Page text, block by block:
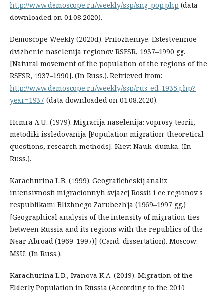
http://www.demoscope.ru/weekly/ssp/sng_pop.php (data
downloaded on 01.08.2020).
Demoscope Weekly (2020d). Prilozheniye. Estestvennoe
dvizhenie naselenija regionov RSFSR, 1937–1990 gg.
[Natural movement of the population of the regions of the
RSFSR, 1937–1990]. (In Russ.). Retrieved from:
http://www.demoscope.ru/weekly/ssp/rus_ed_1935.php?
year=1937 (data downloaded on 01.08.2020).
Homra A.U. (1979). Migracija naselenija: voprosy teorii,
metodiki issledovanija [Population migration: theoretical
questions, research methods]. Kiev: Nauk. dumka. (In
Russ.).
Karachurina L.B. (1999). Geograficheskij analiz
intensivnosti migracionnyh svjazej Rossii i ee regionov s
respublikami Blizhnego Zarubezh'ja (1969–1997 gg.)
[Geographical analysis of the intensity of migration ties
between Russia and its regions with the republics of the
Near Abroad (1969–1997)] (Cand. dissertation). Moscow:
MSU. (In Russ.).
Karachurina L.B., Ivanova K.A. (2019). Migration of the
Elderly Population in Russia (According to the 2010